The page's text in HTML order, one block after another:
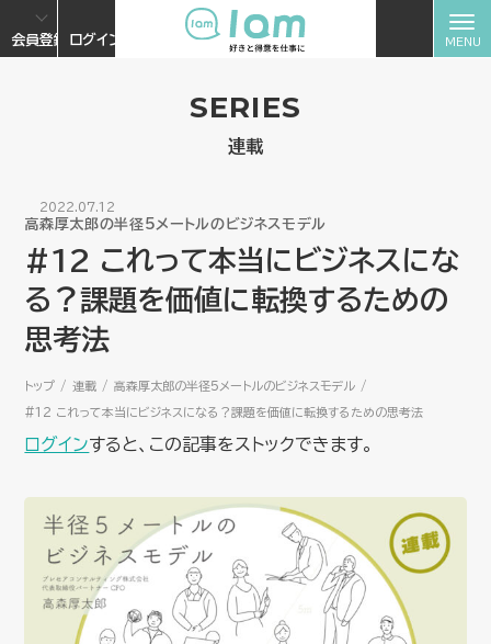
会員登録 ログイン
SERIES
連載
2022.07.12
高森厚太郎の半径5メートルのビジネスモデル
#12 これって本当にビジネスにな
る？課題を価値に転換するための
思考法
トップ 連載 高森厚太郎の半径5メートルのビジネスモデル
#12 これって本当にビジネスになる？課題を価値に転換するための思考法
ログインすると、この記事をストックできます。